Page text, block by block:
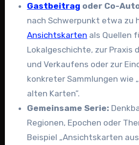
Gastbeitrag oder Co-
nach Schwerpunkt etwa zu
Ansichtskarten als Quellen
Lokalgeschichte, zur Praxis
und Verkaufens oder zur
konkreter Sammlungen wie
alten Karten”.
Gemeinsame Serie:
Regionen, Epochen oder
Beispiel „Ansichtskarten aus